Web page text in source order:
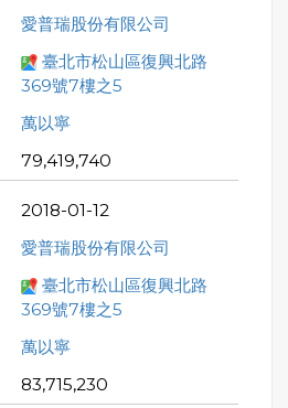
愛普瑞股份有限公司
臺北市松山區復興北路
369號7樓之5
萬以寧
79,419,740
2018-01-12
愛普瑞股份有限公司
臺北市松山區復興北路
369號7樓之5
萬以寧
83,715,230